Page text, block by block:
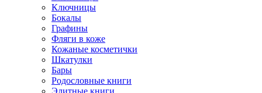
Ключницы
Бокалы
Графины
Фляги в коже
Кожаные косметички
Шкатулки
Бары
Родословные книги
Элитные книги